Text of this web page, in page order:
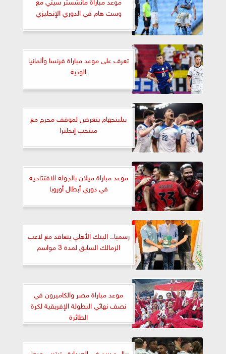
وست هام في الدوري الإنجليزي
تعرف على موعد مباراة فرنسا وألمانيا
الودية
بيلينجهام يتعرض لموقف محرج مع
منتخب إنجلترا
موعد مباراة ميلان بالجولة الافتتاحية
في دوري أبطال أوروبا
رسميا.. البنك الأهلي يتعاقد مع لاعب
الزمالك السابق لمدة 3 مواسم
موعد مباراة مصر والكاميرون في
نصف نهائي البطولة الإفريقية لكرة
الطائرة